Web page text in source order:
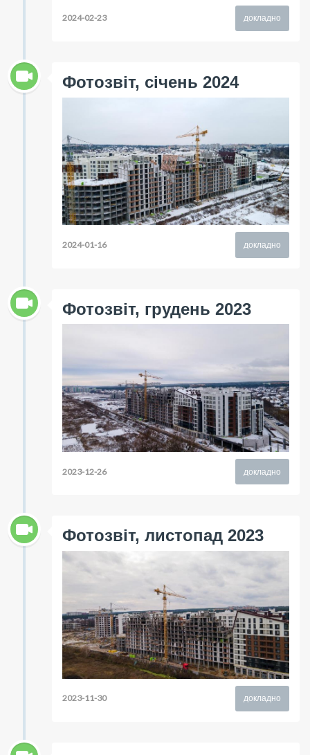
докладно
2024-02-23
Фотозвіт, січень 2024
докладно
2024-01-16
Фотозвіт, грудень 2023
докладно
2023-12-26
Фотозвіт, листопад 2023
докладно
2023-11-30